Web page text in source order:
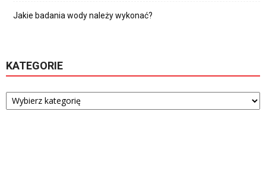
Jakie badania wody należy wykonać?
KATEGORIE
Kategorie